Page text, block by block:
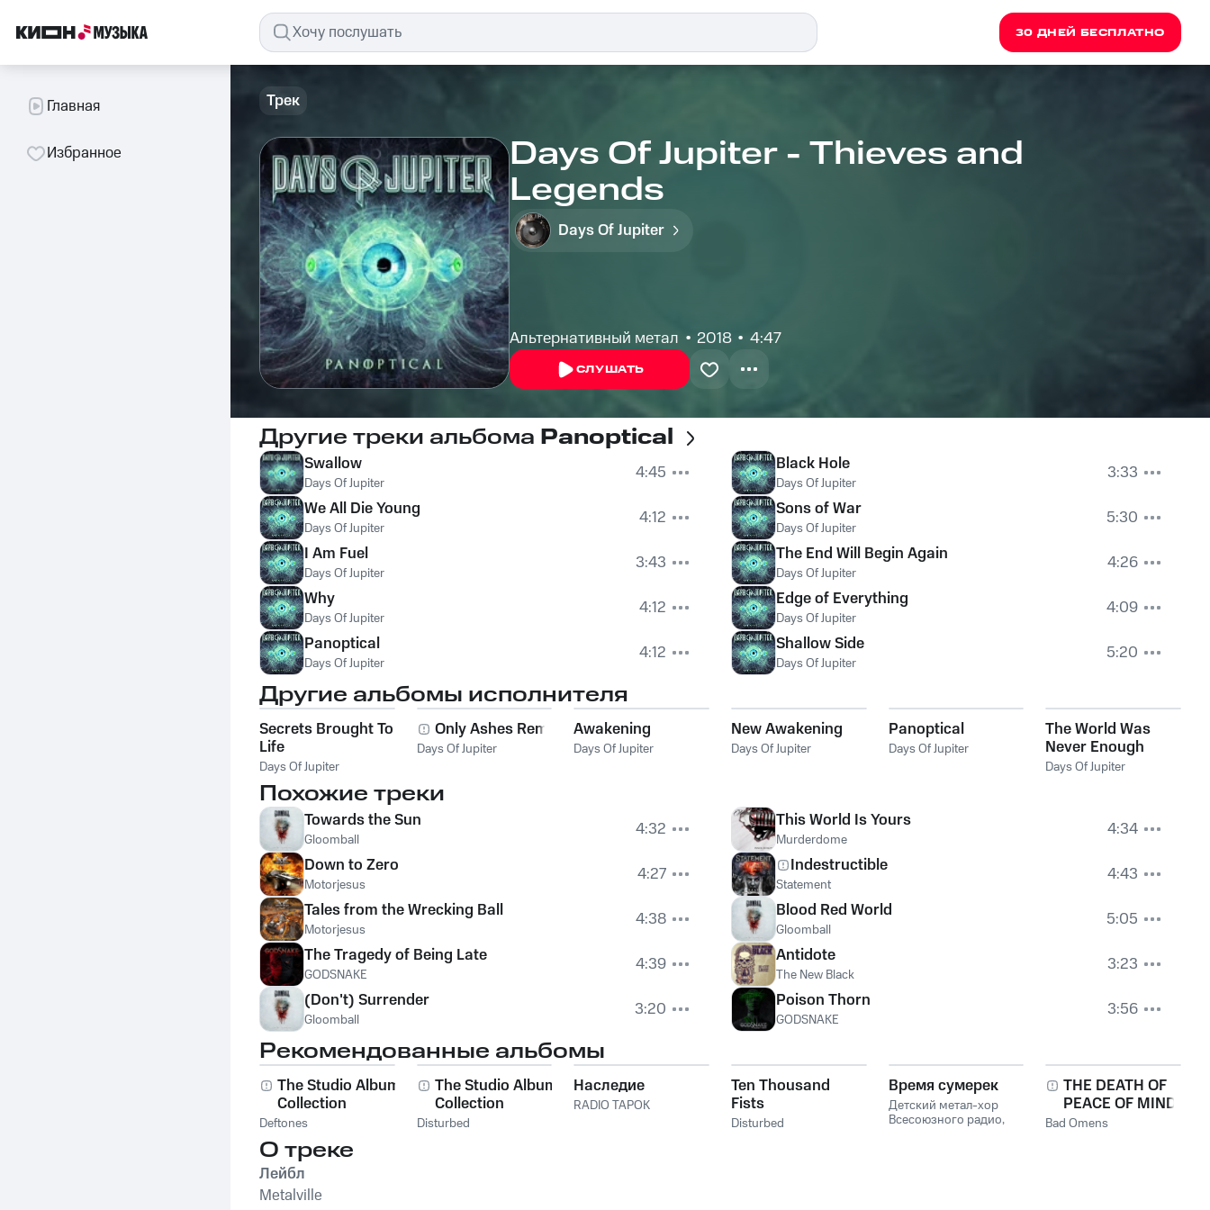
30 ДНЕЙ БЕСПЛАТНО
Главная
Избранное
Трек
Days Of Jupiter - Thieves and
Legends
Days Of Jupiter
Альтернативный метал 2018 4:47
СЛУШАТЬ
Другие треки альбома Panoptical
Swallow
Days Of Jupiter
4:45
We All Die Young
Days Of Jupiter
4:12
I Am Fuel
Days Of Jupiter
3:43
Why
Days Of Jupiter
4:12
Panoptical
Days Of Jupiter 4:12
Black Hole
Days Of Jupiter
3:33
Sons of War
Days Of Jupiter
5:30
The End Will Begin Again
Days Of Jupiter
4:26
Edge of Everything
Days Of Jupiter
4:09
Shallow Side
Days Of Jupiter 5:20
Другие альбомы исполнителя
Secrets Brought To
Life
Days Of Jupiter
Only Ashes Remain
Days Of Jupiter
Awakening
Days Of Jupiter
New Awakening
Days Of Jupiter
Panoptical
Days Of Jupiter
The World Was
Never Enough
Days Of Jupiter
Похожие треки
Towards the Sun
Gloomball
4:32
Down to Zero
Motorjesus
4:27
Tales from the Wrecking Ball
Motorjesus
4:38
The Tragedy of Being Late
GODSNAKE
4:39
(Don't) Surrender
Gloomball 3:20
This World Is Yours
Murderdome
4:34
Indestructible
Statement
4:43
Blood Red World
Gloomball
5:05
Antidote
The New Black
3:23
Poison Thorn
GODSNAKE 3:56
Рекомендованные альбомы
The Studio Album
Collection
Deftones
The Studio Album
Collection
Disturbed
Наследие
RADIO TAPOK
Ten Thousand
Fists
Disturbed
Время сумерек
Детский метал-хор
Всесоюзного радио,
THE DEATH OF
PEACE OF MIND
Bad Omens
О треке
Лейбл
Metalville